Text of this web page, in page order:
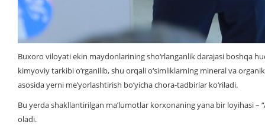
Buxoro viloyati ekin maydonlarining sho‘rlanganlik darajasi boshqa
kimyoviy tarkibi o‘rganilib, shu orqali o‘simliklarning mineral va
asosida yerni me’yorlashtirish bo‘yicha chora-tadbirlar ko‘riladi.
Bu yerda shakllantirilgan ma’lumotlar korxonaning yana bir loyihasi
oladi.